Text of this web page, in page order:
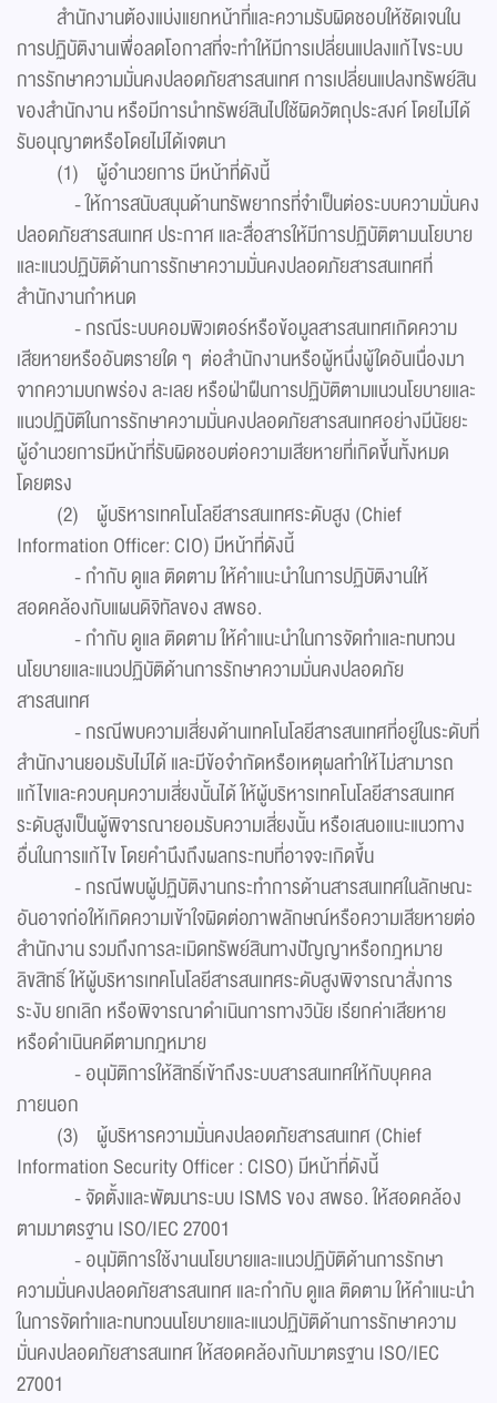
สำนักงานต้องแบ่งแยกหน้าที่และความรับผิดชอบให้ชัดเจนใน
การปฏิบัติงานเพื่อลดโอกาสที่จะทำให้มีการเปลี่ยนแปลงแก้ไขระบบ
การรักษาความมั่นคงปลอดภัยสารสนเทศ การเปลี่ยนแปลงทรัพย์สิน
ของสำนักงาน หรือมีการนำทรัพย์สินไปใช้ผิดวัตถุประสงค์ โดยไม่ได้
รับอนุญาตหรือโดยไม่ได้เจตนา
(1) ผู้อำนวยการ มีหน้าที่ดังนี้
- ให้การสนับสนุนด้านทรัพยากรที่จำเป็นต่อระบบความมั่นคง
ปลอดภัยสารสนเทศ ประกาศ และสื่อสารให้มีการปฏิบัติตามนโยบาย
และแนวปฏิบัติด้านการรักษาความมั่นคงปลอดภัยสารสนเทศที่
สำนักงานกำหนด
- กรณีระบบคอมพิวเตอร์หรือข้อมูลสารสนเทศเกิดความ
เสียหายหรืออันตรายใด ๆ ต่อสำนักงานหรือผู้หนึ่งผู้ใดอันเนื่องมา
จากความบกพร่อง ละเลย หรือฝ่าฝืนการปฏิบัติตามแนวนโยบายและ
แนวปฏิบัติในการรักษาความมั่นคงปลอดภัยสารสนเทศอย่างมีนัยยะ
ผู้อำนวยการมีหน้าที่รับผิดชอบต่อความเสียหายที่เกิดขึ้นทั้งหมด
โดยตรง
(2) ผู้บริหารเทคโนโลยีสารสนเทศระดับสูง (Chief
Information Officer: CIO) มีหน้าที่ดังนี้
- กำกับ ดูแล ติดตาม ให้คำแนะนำในการปฏิบัติงานให้
สอดคล้องกับแผนดิจิทัลของ สพธอ.
- กำกับ ดูแล ติดตาม ให้คำแนะนำในการจัดทำและทบทวน
นโยบายและแนวปฏิบัติด้านการรักษาความมั่นคงปลอดภัย
สารสนเทศ
- กรณีพบความเสี่ยงด้านเทคโนโลยีสารสนเทศที่อยู่ในระดับที่
สำนักงานยอมรับไม่ได้ และมีข้อจำกัดหรือเหตุผลทำให้ไม่สามารถ
แก้ไขและควบคุมความเสี่ยงนั้นได้ ให้ผู้บริหารเทคโนโลยีสารสนเทศ
ระดับสูงเป็นผู้พิจารณายอมรับความเสี่ยงนั้น หรือเสนอแนะแนวทาง
อื่นในการแก้ไข โดยคำนึงถึงผลกระทบที่อาจจะเกิดขึ้น
- กรณีพบผู้ปฏิบัติงานกระทำการด้านสารสนเทศในลักษณะ
อันอาจก่อให้เกิดความเข้าใจผิดต่อภาพลักษณ์หรือความเสียหายต่อ
สำนักงาน รวมถึงการละเมิดทรัพย์สินทางปัญญาหรือกฎหมาย
ลิขสิทธิ์ ให้ผู้บริหารเทคโนโลยีสารสนเทศระดับสูงพิจารณาสั่งการ
ระงับ ยกเลิก หรือพิจารณาดำเนินการทางวินัย เรียกค่าเสียหาย
หรือดำเนินคดีตามกฎหมาย
- อนุมัติการให้สิทธิ์เข้าถึงระบบสารสนเทศให้กับบุคคล
ภายนอก
(3) ผู้บริหารความมั่นคงปลอดภัยสารสนเทศ (Chief
Information Security Officer : CISO) มีหน้าที่ดังนี้
- จัดตั้งและพัฒนาระบบ ISMS ของ สพธอ. ให้สอดคล้อง
ตามมาตรฐาน ISO/IEC 27001
- อนุมัติการใช้งานนโยบายและแนวปฏิบัติด้านการรักษา
ความมั่นคงปลอดภัยสารสนเทศ และกำกับ ดูแล ติดตาม ให้คำแนะนำ
ในการจัดทำและทบทวนนโยบายและแนวปฏิบัติด้านการรักษาความ
มั่นคงปลอดภัยสารสนเทศ ให้สอดคล้องกับมาตรฐาน ISO/IEC
27001